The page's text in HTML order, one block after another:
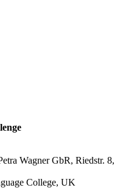
Wagner GbR, Riedstr. 8,
College, UK